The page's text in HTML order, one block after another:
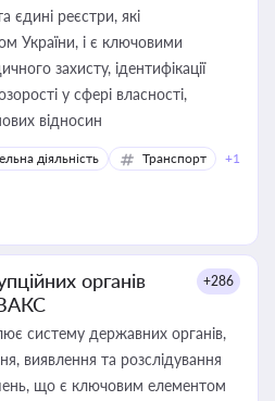
єдині реєстри, які
України, і є ключовими
захисту, ідентифікації
у сфері власності,
відносин
діяльність Транспорт +1
органів
+286
систему державних органів,
виявлення та розслідування
що є ключовим елементом